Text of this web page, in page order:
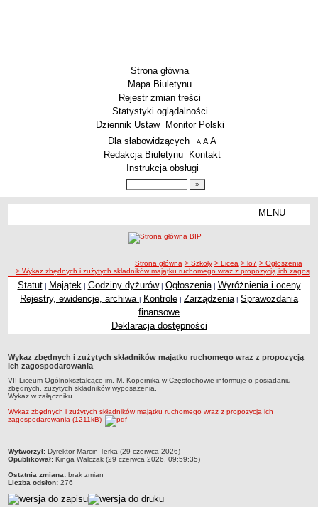
Strona główna
Mapa Biuletynu
Rejestr zmian treści
Statystyki oglądalności
Dziennik Ustaw
Monitor Polski
Menu dodatkowe
Dla słabowidzących A pomniejsz czcionkę
A standardowy rozmiar czcionki
A
Redakcja Biuletynu
Kontakt
Instrukcja obsługi
MENU
Zespoły Szkół
Techniczne Zakłady Naukowe
Przedszkola Miejskie
Zlikwidowane gimnazja
Przekształcone szkoły i placówki
Wielofunkcyjna Placówka
SPECJALNE OŚRODKI SZKOLNO-WYCHOWAWCZE
Specjalny Ośrodek nr 5
Dane podstawowe
Statut
ścieżka nawigacji
Strona główna > Szkoły > Licea > lo7 > Ogłoszenia
> Wykaz zbędnych i zużytych składników majątku ruchomego wraz z propozycją ich
Statut| Majątek | Godziny dyżurów| Ogłoszenia| Wyróżnienia i oceny
Rejestry, ewidencje, archiwa | Kontrole | Zarządzenia | Sprawozdania
finansowe
Deklaracja dostępności
Wykaz zbędnych i zużytych składników majątku ruchomego wraz z propozycją
ich zagospodarowania
VII Liceum Ogólnokształcące im. M. Kopernika w Częstochowie informuje o posiadaniu
zbędnych, zużytych składników wyposażenia.
Wykaz w załączniku.
Wykaz zbędnych i zużytych składników majątku ruchomego wraz z propozycją ich
zagospodarowania (1211kB)
metryczka
Wytworzył: Dyrektor Marcin Terka (29 czerwca 2026)
Opublikował: Kinga Walczak (29 czerwca 2026, 09:59:35)
Ostatnia zmiana: brak zmian
Liczba odsłon: 276